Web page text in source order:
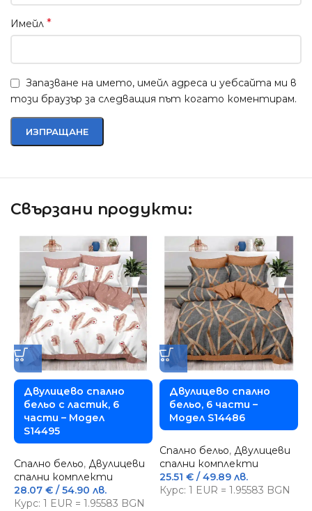
Имейл *
Запазване на името, имейл адреса и уебсайта ми в
този браузър за следващия път когато коментирам.
Свързани продукти:
Двулицево спално
бельо с ластик, 6
части – Модел
S14495
Спално бельо, Двулицеви
спални комплекти
28.07 € / 54.90 лв.
Курс: 1 EUR = 1.95583 BGN
Двулицево спално
бельо, 6 части –
Модел S14486
Спално бельо, Двулицеви
спални комплекти
25.51 €/ 49.89 лв.
Курс: 1 EUR = 1.95583 BGN